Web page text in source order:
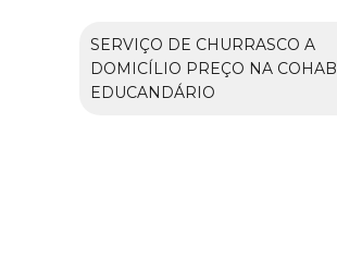
SERVIÇO DE CHURRASCO A
DOMICÍLIO PREÇO NA COHAB
EDUCANDÁRIO